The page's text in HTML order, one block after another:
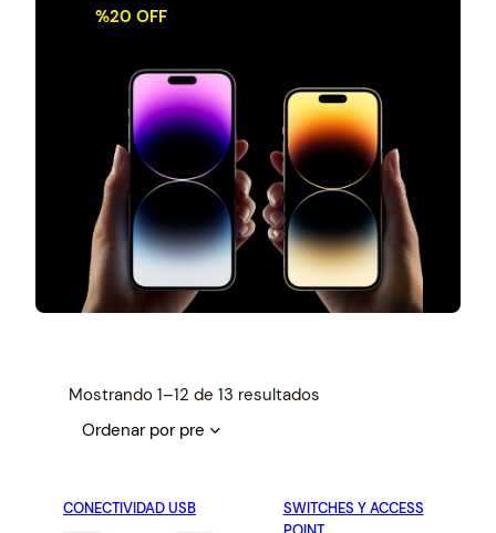
%20 OFF
Mostrando 1–12 de 13 resultados
e
d
CONECTIVIDAD USB
SWITCHES Y ACCESS